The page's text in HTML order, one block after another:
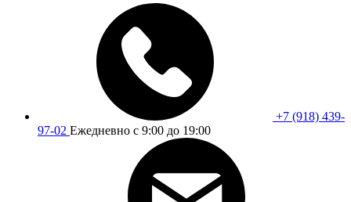
+7 (918) 439-
97-02 Ежедневно с 9:00 до 19:00